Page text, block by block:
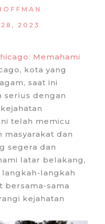
28, 2023
Memahami
kota yang
saat ini
serius dengan
telah memicu
dan
segera dan
latar belakang,
langkah
bersama-sama
kejahatan